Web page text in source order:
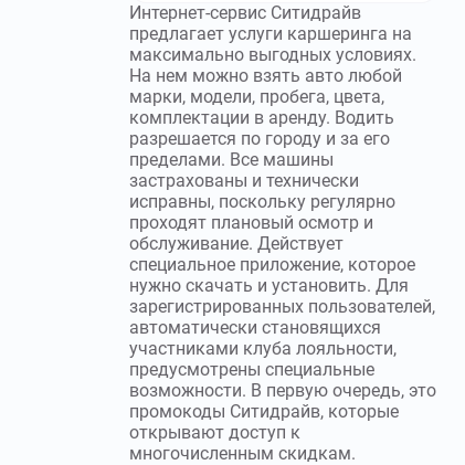
Интернет-сервис Ситидрайв
предлагает услуги каршеринга на
максимально выгодных условиях.
На нем можно взять авто любой
марки, модели, пробега, цвета,
комплектации в аренду. Водить
разрешается по городу и за его
пределами. Все машины
застрахованы и технически
исправны, поскольку регулярно
проходят плановый осмотр и
обслуживание. Действует
специальное приложение, которое
нужно скачать и установить. Для
зарегистрированных пользователей,
автоматически становящихся
участниками клуба лояльности,
предусмотрены специальные
возможности. В первую очередь, это
промокоды Ситидрайв, которые
открывают доступ к
многочисленным скидкам.